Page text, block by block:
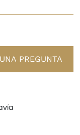
PREGUNTA